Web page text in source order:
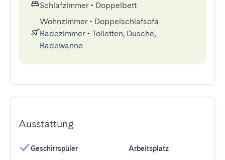
Schlafzimmer • Doppelbett
Wohnzimmer • Doppelschlafsofa
Badezimmer • Toiletten, Dusche,
Badewanne
Ausstattung
Geschirrspüler
Arbeitsplatz